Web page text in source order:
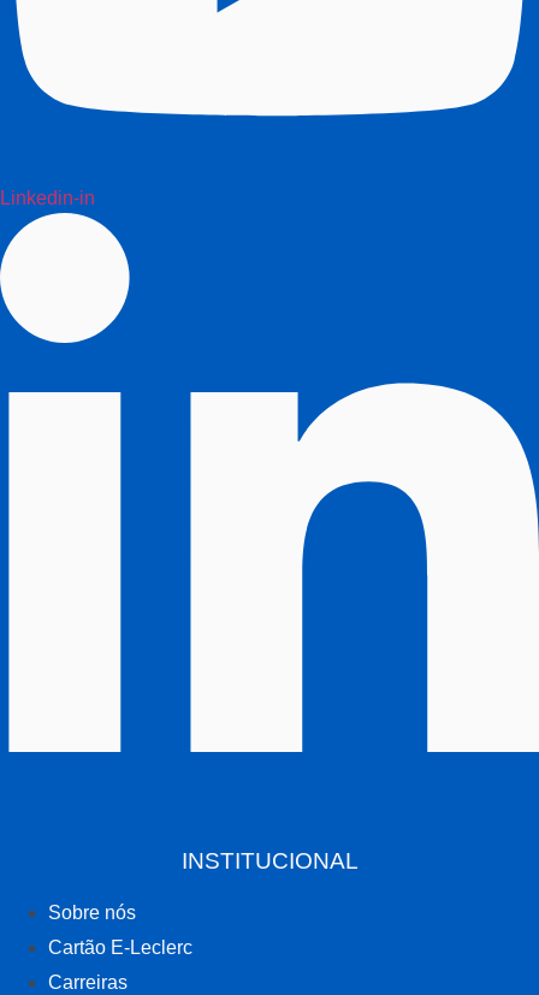
Linkedin-in
INSTITUCIONAL
Sobre nós
Cartão E-Leclerc
Carreiras